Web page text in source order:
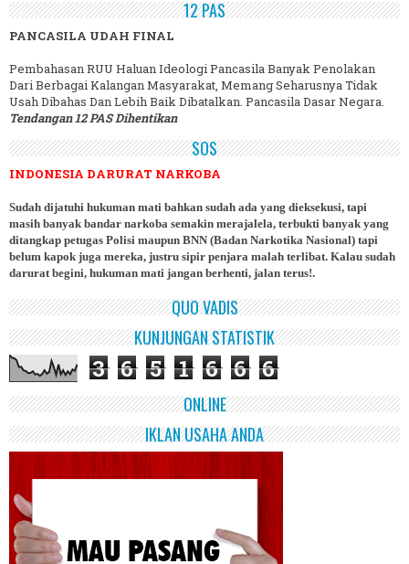
12 PAS
PANCASILA UDAH FINAL
Pembahasan RUU Haluan Ideologi Pancasila Banyak Penolakan
Dari Berbagai Kalangan Masyarakat, Memang Seharusnya Tidak
Usah Dibahas Dan Lebih Baik Dibatalkan. Pancasila Dasar Negara.
Tendangan 12 PAS Dihentikan
SOS
INDONESIA DARURAT NARKOBA
Sudah dijatuhi hukuman mati bahkan sudah ada yang dieksekusi, tapi
masih banyak bandar narkoba semakin merajalela, terbukti banyak yang
ditangkap petugas Polisi maupun BNN (Badan Narkotika Nasional) tapi
belum kapok juga mereka, justru sipir penjara malah terlibat. Kalau sudah
darurat begini, hukuman mati jangan berhenti, jalan terus!.
QUO VADIS
KUNJUNGAN STATISTIK
3 6 5 1 6 6 6
ONLINE
IKLAN USAHA ANDA